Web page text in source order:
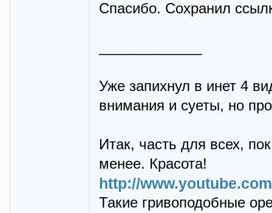
Спасибо. Сохранил
Уже запихнул в инет 4
внимания и суеты, но
Итак, часть для всех,
менее. Красота!
http://
Такие гривоподобные